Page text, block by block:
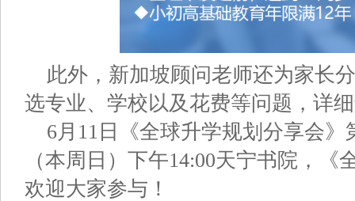
此外，新加坡顾问老师还为家长
选专业、学校以及花费等问题，详
6月11日《全球升学规划分享会
（本周日）下午14:00天宁书院，
欢迎大家参与！